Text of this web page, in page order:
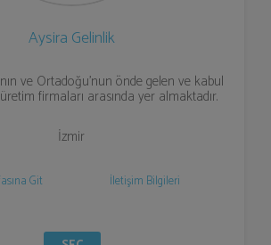
Aysira Gelinlik
ve Ortadoğu’nun önde gelen ve kabul
firmaları arasında yer almaktadır.
İzmir
Git İletişim Bilgileri